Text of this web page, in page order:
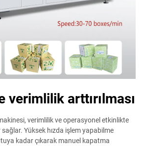
verimlilik arttırılması
verimlilik ve operasyonel etkinlikte
Yüksek hızda işlem yapabilme
kadar çıkarak manuel kapatma